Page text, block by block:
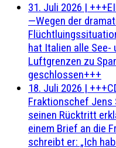
31. Juli 2026 |
—Wegen der
hat Italien alle See-
Luftgrenzen zu
geschlossen+++
18. Juli 2026 |
Fraktionschef Jens
seinen Rücktritt
einem Brief an die
schreibt er: „Ich